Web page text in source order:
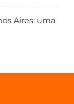
Aires: uma